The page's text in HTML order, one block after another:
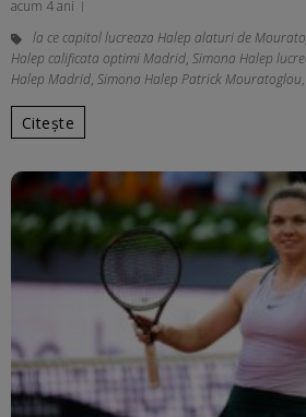
acum 4 ani
la ce capitol lucreaza Halep alaturi de
Halep calificata optimi Madrid, Simona Halep
Halep Madrid, Simona Halep Patrick Mouratoglou,
Citește